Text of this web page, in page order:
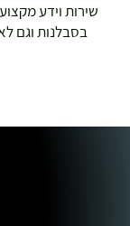
בלבד) ניתן לאסוף
שירות וידע מקצועי
בסבלנות וגם